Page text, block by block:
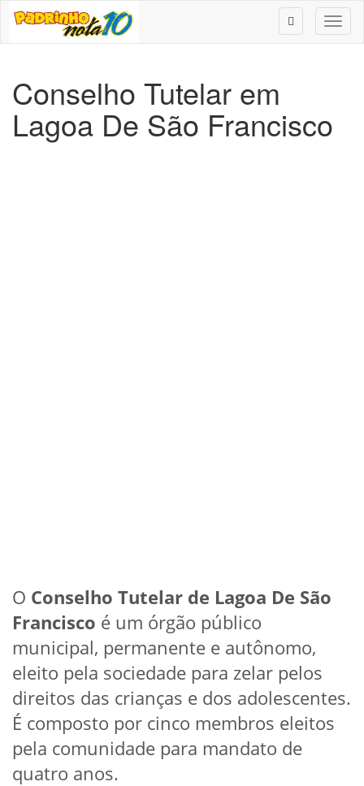
Conselho Tutelar em
Lagoa De São Francisco
O Conselho Tutelar de Lagoa De São
Francisco é um órgão público
municipal, permanente e autônomo,
eleito pela sociedade para zelar pelos
direitos das crianças e dos adolescentes.
É composto por cinco membros eleitos
pela comunidade para mandato de
quatro anos.